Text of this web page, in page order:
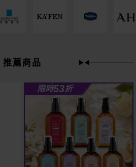
推薦商品
限時53折